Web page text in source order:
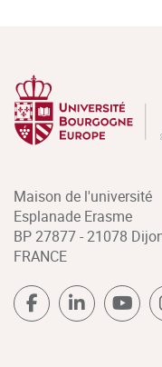
Maison de l'université
Esplanade Erasme
BP 27877 - 21078
FRANCE